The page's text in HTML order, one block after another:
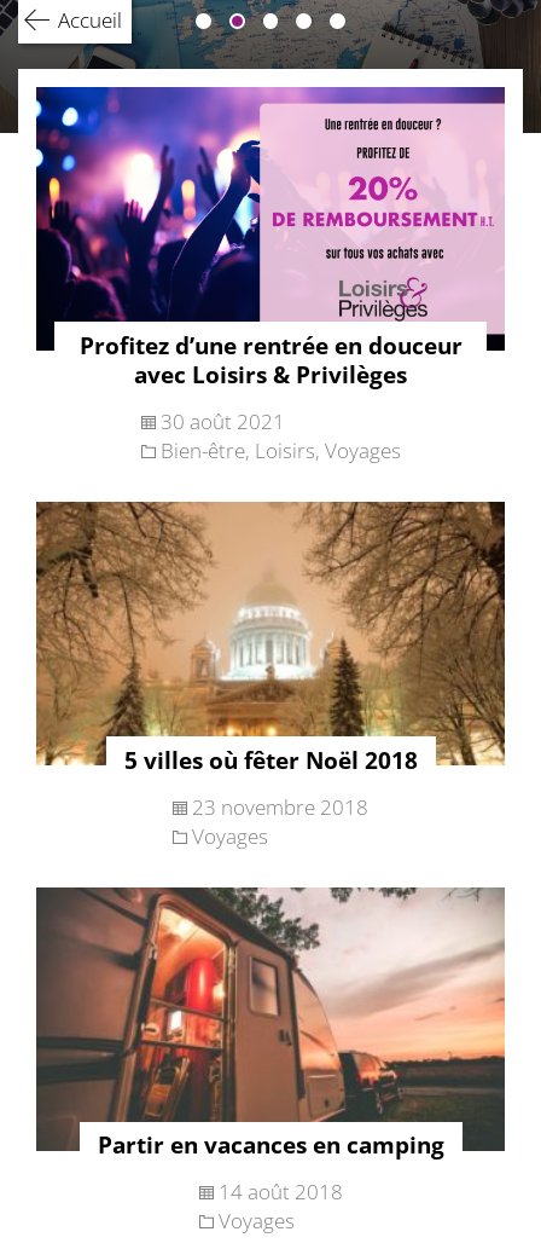
Accueil
Profitez d’une rentrée en douceur
avec Loisirs & Privilèges
30 août 2021
Bien-être, Loisirs, Voyages
5 villes où fêter Noël 2018
23 novembre 2018
Voyages
Partir en vacances en camping
14 août 2018
Voyages